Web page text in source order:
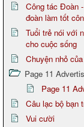
Công tác Đoàn
đoàn làm tốt
Tuổi trẻ nói với
cho cuộc sống
Chuyện nhỏ
Page 11
Page 11
Câu lạc bộ bạn
Vui cười